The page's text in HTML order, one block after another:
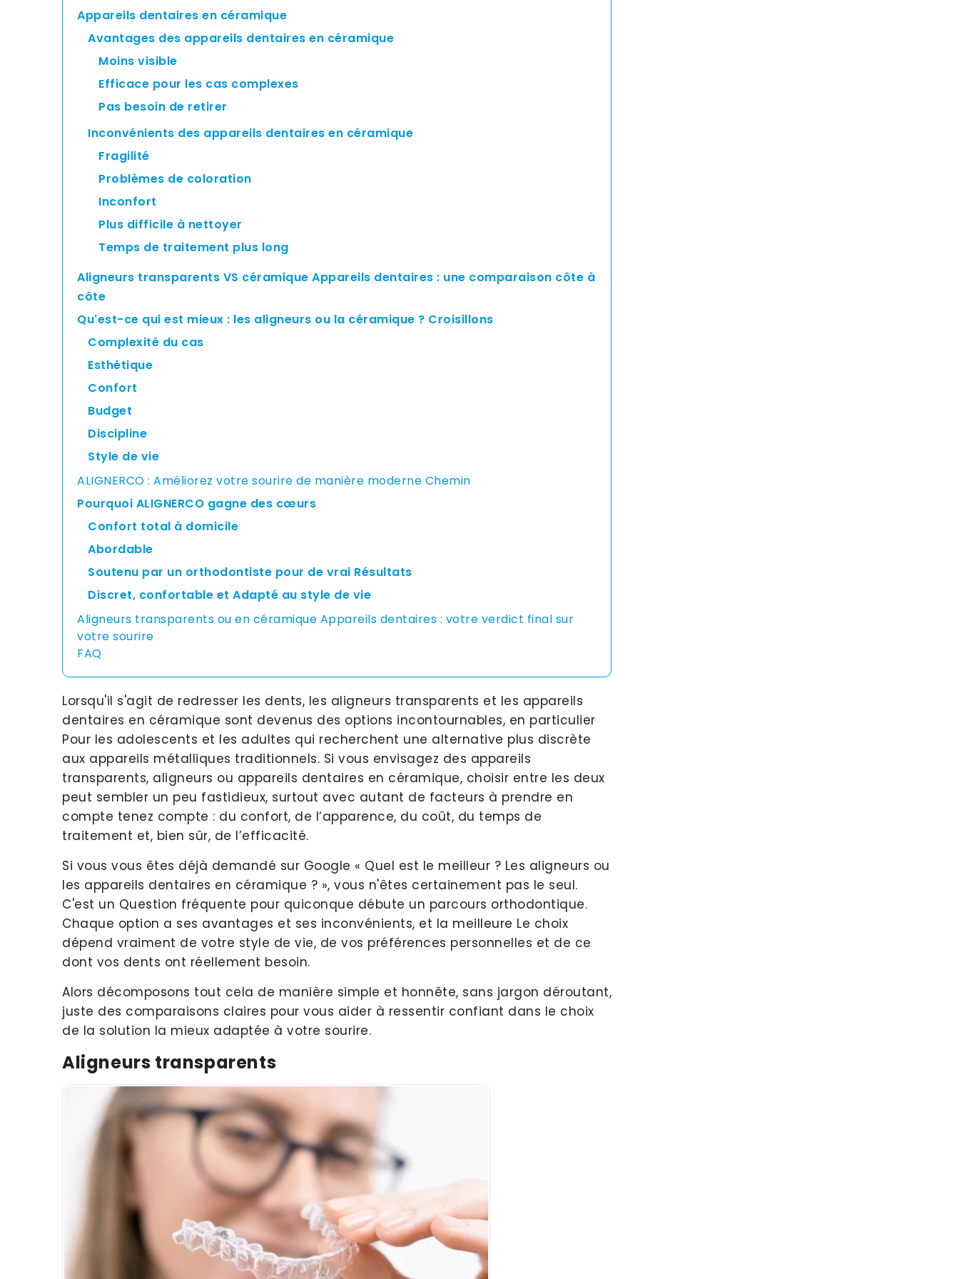
Appareils dentaires en céramique
Avantages des appareils dentaires en céramique
Moins visible
Efficace pour les cas complexes
Pas besoin de retirer
Inconvénients des appareils dentaires en céramique
Fragilité
Problèmes de coloration
Inconfort
Plus difficile à nettoyer
Temps de traitement plus long
Aligneurs transparents VS céramique Appareils dentaires : une comparaison côte à
côte
Qu'est-ce qui est mieux : les aligneurs ou la céramique ? Croisillons
Complexité du cas
Esthétique
Confort
Budget
Discipline
Style de vie
ALIGNERCO : Améliorez votre sourire de manière moderne Chemin
Pourquoi ALIGNERCO gagne des cœurs
Confort total à domicile
Abordable
Soutenu par un orthodontiste pour de vrai Résultats
Discret, confortable et Adapté au style de vie
Aligneurs transparents ou en céramique Appareils dentaires : votre verdict final sur
votre sourire
FAQ
Lorsqu'il s'agit de redresser les dents, les aligneurs transparents et les appareils
dentaires en céramique sont devenus des options incontournables, en particulier
Pour les adolescents et les adultes qui recherchent une alternative plus discrète
aux appareils métalliques traditionnels. Si vous envisagez des appareils
transparents, aligneurs ou appareils dentaires en céramique, choisir entre les deux
peut sembler un peu fastidieux, surtout avec autant de facteurs à prendre en
compte tenez compte : du confort, de l’apparence, du coût, du temps de
traitement et, bien sûr, de l’efficacité.
Si vous vous êtes déjà demandé sur Google « Quel est le meilleur ? Les aligneurs ou
les appareils dentaires en céramique ? », vous n'êtes certainement pas le seul.
C'est un Question fréquente pour quiconque débute un parcours orthodontique.
Chaque option a ses avantages et ses inconvénients, et la meilleure Le choix
dépend vraiment de votre style de vie, de vos préférences personnelles et de ce
dont vos dents ont réellement besoin.
Alors décomposons tout cela de manière simple et honnête, sans jargon déroutant,
juste des comparaisons claires pour vous aider à ressentir confiant dans le choix
de la solution la mieux adaptée à votre sourire.
Aligneurs transparents